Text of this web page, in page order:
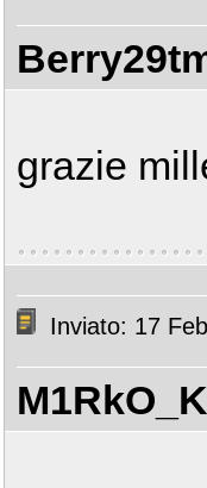
grazie
Inviato: 17